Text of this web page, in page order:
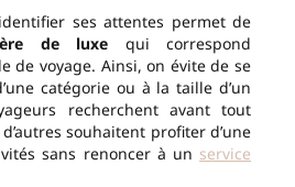
ses attentes permet de
de luxe qui correspond
de voyage. Ainsi, on évite de se
catégorie ou à la taille d’un
recherchent avant tout
souhaitent profiter d’une
sans renoncer à un service